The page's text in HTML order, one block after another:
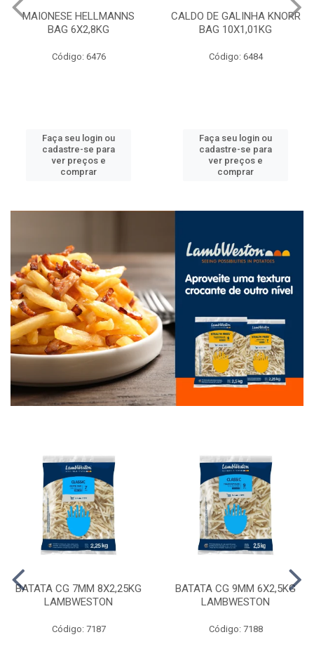
MAIONESE HELLMANNS
BAG 6X2,8KG
Código: 6476
Faça seu login ou
cadastre-se para
ver preços e
comprar
CALDO DE GALINHA KNORR
BAG 10X1,01KG
Código: 6484
Faça seu login ou
cadastre-se para
ver preços e
comprar
BATATA CG 7MM 8X2,25KG
LAMBWESTON
Código: 7187
BATATA CG 9MM 6X2,5KG
LAMBWESTON
Código: 7188